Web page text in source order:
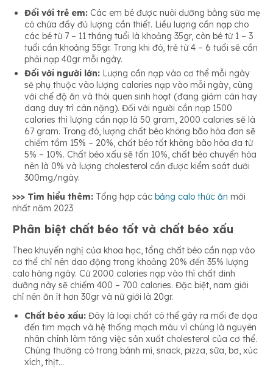
Đối với trẻ em: Các em bé được nuôi dưỡng bằng sữa mẹ
có chứa đầy đủ lượng cần thiết. Liều lượng cần nạp cho
các bé từ 7 – 11 tháng tuổi là khoảng 35gr, còn bé từ 1 – 3
tuổi cần khoảng 55gr. Trong khi đó, trẻ từ 4 – 6 tuổi sẽ cần
phải nạp 40gr mỗi ngày.
Đối với người lớn: Lượng cần nạp vào cơ thể mỗi ngày
sẽ phụ thuộc vào lượng calories nạp vào mỗi ngày, cùng
với chế độ ăn và thói quen sinh hoạt (đang giảm cân hay
dang duy trì cân nặng). Đối với người cần nạp 1500
calories thì lượng cần nạp là 50 gram, 2000 calories sẽ là
67 gram. Trong đó, lượng chất béo không bão hòa đơn sẽ
chiếm tầm 15% – 20%, chất béo tốt không bão hòa đa từ
5% – 10%. Chất béo xấu sẽ tốn 10%, chất béo chuyển hóa
nên là 0% và lượng cholesterol cần được kiểm soát dưới
300mg/ngày.
>>> Tìm hiểu thêm: Tổng hợp các bảng calo thức ăn mới
nhất năm 2023
Phân biệt chất béo tốt và chất béo xấu
Theo khuyến nghị của khoa học, tổng chất béo cần nạp vào
cơ thể chỉ nên dao động trong khoảng 20% đến 35% lượng
calo hàng ngày. Cứ 2000 calories nạp vào thì chất dinh
dưỡng này sẽ chiếm 400 – 700 calories. Đặc biệt, nam giới
chỉ nên ăn ít hơn 30gr và nữ giới là 20gr.
Chất béo xấu: Đây là loại chất có thể gây ra mối đe dọa
đến tim mạch và hệ thống mạch máu vì chúng là nguyên
nhân chính làm tăng việc sản xuất cholesterol của cơ thể.
Chúng thường có trong bánh mì, snack, pizza, sữa, bơ, xúc
xích, thịt…